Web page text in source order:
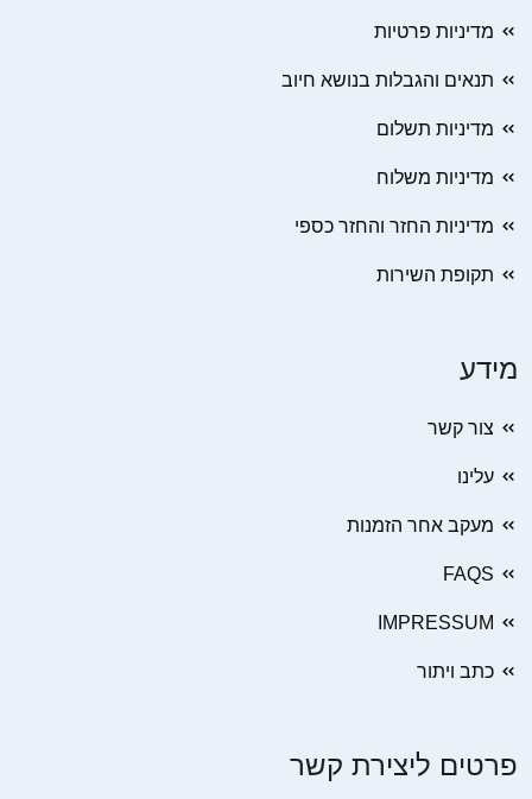
מדיניות פרטיות
תנאים והגבלות בנושא חיוב
מדיניות תשלום
מדיניות משלוח
מדיניות החזר והחזר כספי
תקופת השירות
מידע
צור קשר
עלינו
מעקב אחר הזמנות
FAQS
IMPRESSUM
כתב ויתור
פרטים ליצירת קשר